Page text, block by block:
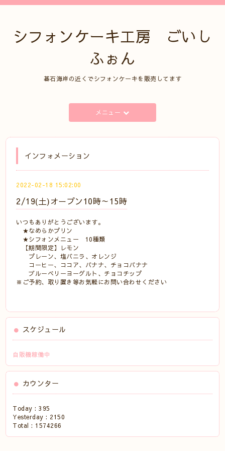
シフォンケーキ工房 ごいし
ふぉん
碁石海岸の近くでシフォンケーキを販売してます
メニュー
インフォメーション
2022-02-18 15:02:00
2/19(土)オープン10時～15時
いつもありがとうございます。
★なめらかプリン
★シフォンメニュー 10種類
【期間限定】レモン
プレーン、塩バニラ、オレンジ
コーヒー、ココア、バナナ、チョコバナナ
ブルーベリーヨーグルト、チョコチップ
※ご予約、取り置き等お気軽にお問い合わせください
スケジュール
自販機稼働中
カウンター
Today :395
Yesterday : 2150
Total : 1574266